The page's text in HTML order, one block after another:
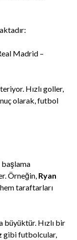
Madrid –
Hızlı goller,
olarak, futbol
başlama
Örneğin, Ryan
taraftarları
büyüktür. Hızlı bir
gibi futbolcular,